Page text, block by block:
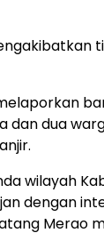
dan dua
wilayah
dengan
Merao